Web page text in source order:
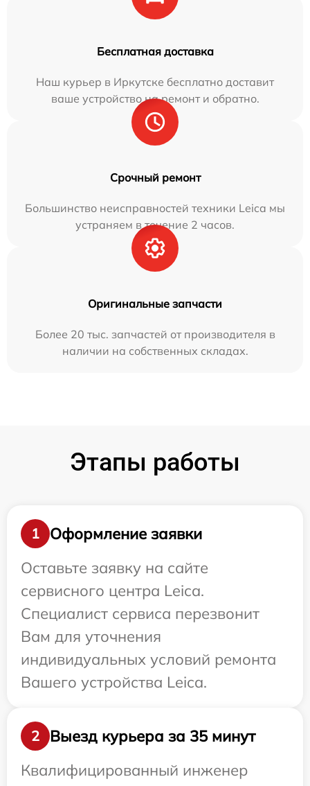
Бесплатная доставка
Наш курьер в Иркутске бесплатно доставит
ваше устройство на ремонт и обратно.
Срочный ремонт
Большинство неисправностей техники Leica мы
устраняем в течение 2 часов.
Оригинальные запчасти
Более 20 тыс. запчастей от производителя в
наличии на собственных складах.
Этапы работы
1
Оформление заявки
Оставьте заявку на сайте
сервисного центра Leica.
Специалист сервиса перезвонит
Вам для уточнения
индивидуальных условий ремонта
Вашего устройства Leica.
2
Выезд курьера за 35 минут
Квалифицированный инженер